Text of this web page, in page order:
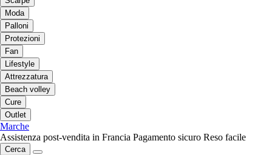
Moda
Palloni
Protezioni
Fan
Lifestyle
Attrezzatura
Beach volley
Cure
Outlet
Marche
Assistenza post-vendita in Francia Pagamento sicuro Reso facile
Cerca